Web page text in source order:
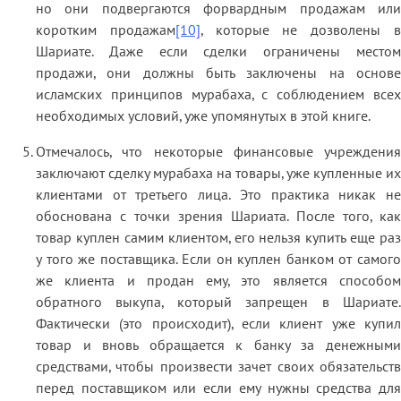
но они подвергаются форвардным продажам или
коротким продажам[10], которые не дозволены в
Шариате. Даже если сделки ограничены местом
продажи, они должны быть заключены на основе
исламских принципов мурабаха, с соблюдением всех
необходимых условий, уже упомянутых в этой книге.
Отмечалось, что некоторые финансовые учреждения
заключают сделку мурабаха на товары, уже купленные их
клиентами от третьего лица. Это практика никак не
обоснована с точки зрения Шариата. После того, как
товар куплен самим клиентом, его нельзя купить еще раз
у того же поставщика. Если он куплен банком от самого
же клиента и продан ему, это является способом
обратного выкупа, который запрещен в Шариате.
Фактически (это происходит), если клиент уже купил
товар и вновь обращается к банку за денежными
средствами, чтобы произвести зачет своих обязательств
перед поставщиком или если ему нужны средства для